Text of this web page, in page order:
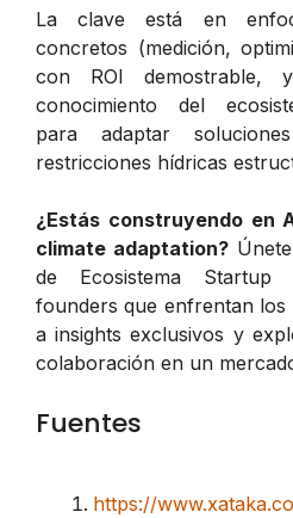
La clave está en
concretos (medición,
con ROI demostrable,
conocimiento del
para adaptar
restricciones hídricas
¿Estás construyendo en
climate adaptation?Únete
de Ecosistema
founders que enfrentan los
a insights exclusivos y
colaboración en un
Fuentes
https://